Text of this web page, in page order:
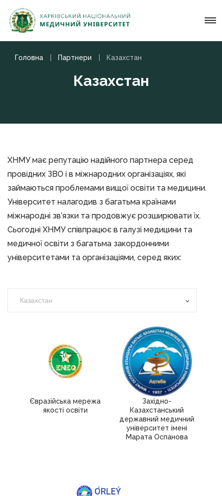
Головна Партнери Казахстан
Казахстан
ХНМУ має репутацію надійного партнера серед
провідних ЗВО і в міжнародних організаціях, які
займаються проблемами вищої освіти та медицини.
Університет налагодив з багатьма країнами
міжнародні зв’язки та продовжує розширювати їх.
Сьогодні ХНМУ співпрацює в галузі медицини та
медичної освіти з багатьма закордонними
університетами та організаціями, серед яких:
Казахстан
Євразійська мережа
якості освіти
Західно-
Казахстанський
державний медичний
університет імені
Марата Оспанова